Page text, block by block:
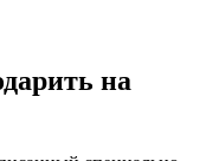
на